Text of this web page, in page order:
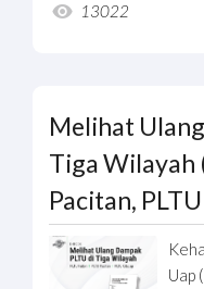
13022
Melihat
Tiga Wilayah
Pacitan,
Uap